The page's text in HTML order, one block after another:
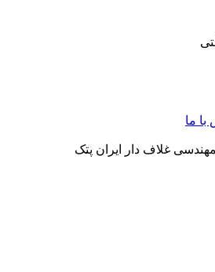
ما
غلاف دار ایران پتک